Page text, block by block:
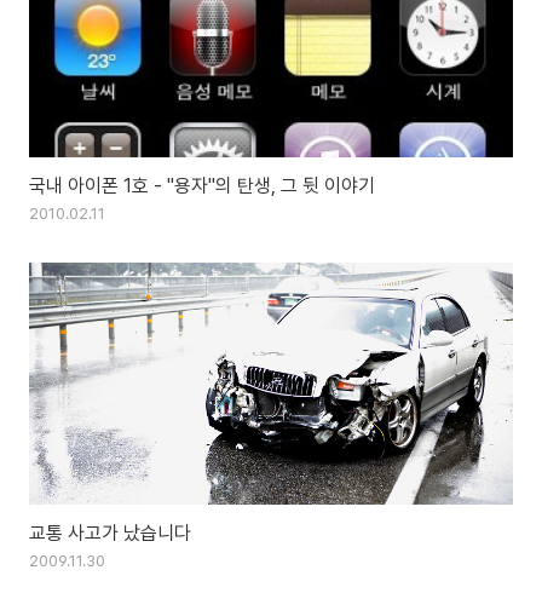
국내 아이폰 1호 - "용자"의 탄생, 그 뒷 이야기
2010.02.11
교통 사고가 났습니다
2009.11.30